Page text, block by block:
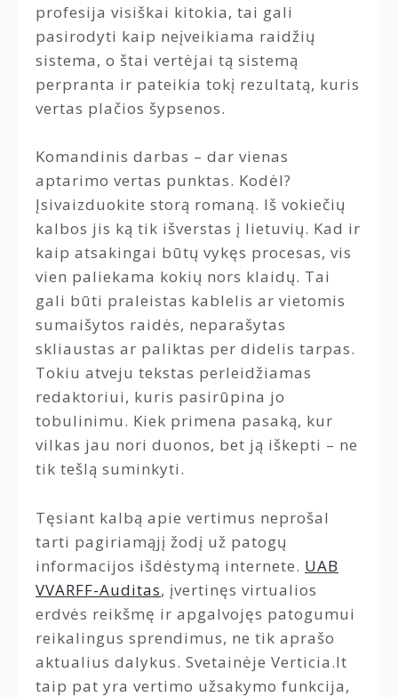
profesija visiškai kitokia, tai gali
pasirodyti kaip neįveikiama raidžių
sistema, o štai vertėjai tą sistemą
perpranta ir pateikia tokį rezultatą, kuris
vertas plačios šypsenos.
Komandinis darbas – dar vienas
aptarimo vertas punktas. Kodėl?
Įsivaizduokite storą romaną. Iš vokiečių
kalbos jis ką tik išverstas į lietuvių. Kad ir
kaip atsakingai būtų vykęs procesas, vis
vien paliekama kokių nors klaidų. Tai
gali būti praleistas kablelis ar vietomis
sumaišytos raidės, neparašytas
skliaustas ar paliktas per didelis tarpas.
Tokiu atveju tekstas perleidžiamas
redaktoriui, kuris pasirūpina jo
tobulinimu. Kiek primena pasaką, kur
vilkas jau nori duonos, bet ją iškepti – ne
tik tešlą suminkyti.
Tęsiant kalbą apie vertimus neprošal
tarti pagiriamąjį žodį už patogų
informacijos išdėstymą internete. UAB
VVARFF-Auditas, įvertinęs virtualios
erdvės reikšmę ir apgalvojęs patogumui
reikalingus sprendimus, ne tik aprašo
aktualius dalykus. Svetainėje Verticia.lt
taip pat yra vertimo užsakymo funkcija,